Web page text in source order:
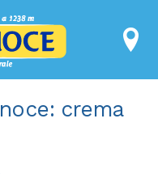
crema